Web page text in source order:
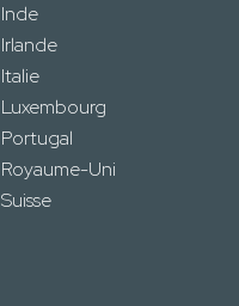
Inde
Irlande
Italie
Luxembourg
Portugal
Royaume-Uni
Suisse